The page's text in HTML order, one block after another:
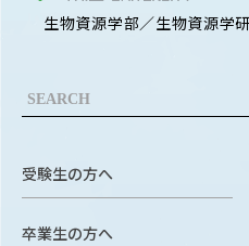
キャン
生物資源学部／生物資源学
受験生の方へ
卒業生の方へ